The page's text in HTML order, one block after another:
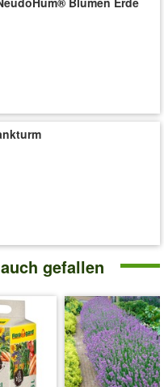
gefallen